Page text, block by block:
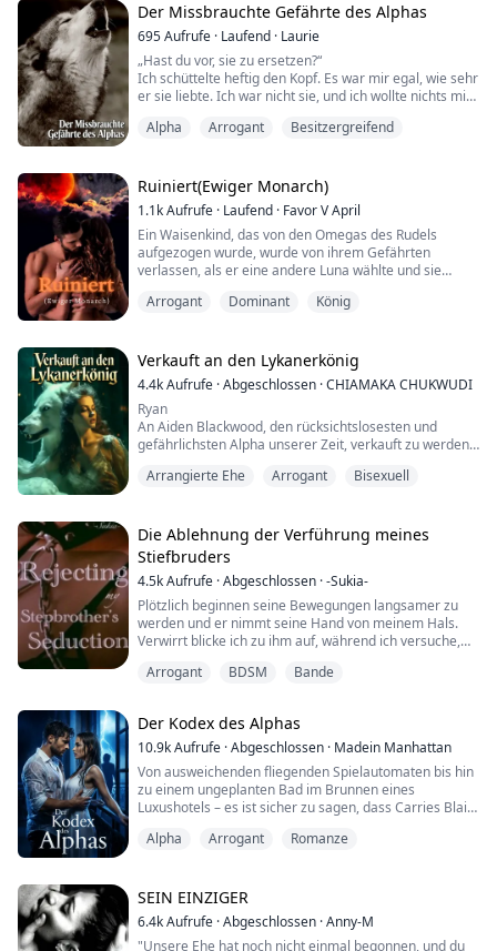
lesen.
Wenn Sie kein Fan von BDSM sind, bitte nicht lesen.
"Ich würde mich lieber von Pferden durch den
Schlamm schleifen lassen oder mit einem Na...
Der Missbrauchte Gefährte des Alphas
695Aufrufe · Laufend · Laurie
„Hast du vor, sie zu ersetzen?“
Ich schüttelte heftig den Kopf. Es war mir egal, wie sehr
er sie liebte. Ich war nicht sie, und ich wollte nichts mit
konnte sich nicht einfach von ihm abwenden. Ein Teil
Trinity ist eine 21-jährige menschliche Psychologin. Sie
hat...
Alpha Arrogant Besitzergreifend
Ruiniert(Ewiger Monarch)
1.1kAufrufe · Laufend · Favor V April
Ein Waisenkind, das von den Omegas des Rudels
aufgezogen wurde, wurde von ihrem Gefährten
verlassen, als er eine andere Luna wählte und sie
hatte, warfen sie sie wieder auf die Straße. Die Straßen
Straße. Sie sehnte sich danach zu sterben und bei ...
Arrogant Dominant König
Verkauft an den Lykanerkönig
4.4kAufrufe ·Abgeschlossen ·CHIAMAKA CHUKWUDI
Ryan
An Aiden Blackwood, den rücksichtslosesten und
gefährlichsten Alpha unserer Zeit, verkauft zu werden,
Ende meiner Teenagerjahre vorgestellt hatte.
Schwarzes Herz
Böse Seele
Ich habe etwas Unverzeihliches und Tödliches getan,
das mich dazu brachte, zu verschwinden ...
Arrangierte Ehe Arrogant Bisexuell
Die Ablehnung der Verführung meines
Stiefbruders
4.5kAufrufe ·Abgeschlossen ·-Sukia-
Plötzlich beginnen seine Bewegungen langsamer zu
werden und er nimmt seine Hand von meinem Hals.
Verwirrt blicke ich zu ihm auf, während ich versuche,
dass er schon fertig ist... oder? Meine nasse
Klirren einer Metallkette hörte. Er beugte sich z...
Arrogant BDSM Bande
Der Kodex des Alphas
10.9kAufrufe ·Abgeschlossen · Madein Manhattan
Von ausweichenden fliegenden Spielautomaten bis hin
zu einem ungeplanten Bad im Brunnen eines
Luxushotels – es ist sicher zu sagen, dass Carries Blairs
hatte. Tagsüber Teilzeit-Lehrerin und nachts Künstlerin,
das Richtige wäre, um abzuschalten....
Alpha Arrogant Romanze
SEIN EINZIGER
6.4kAufrufe ·Abgeschlossen ·Anny-M
"Unsere Ehe hat noch nicht einmal begonnen, und du